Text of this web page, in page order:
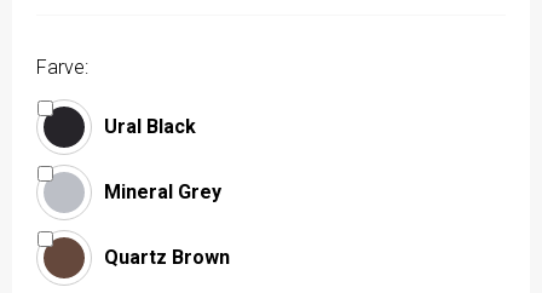
Farve:
Ural Black
Mineral Grey
Quartz Brown